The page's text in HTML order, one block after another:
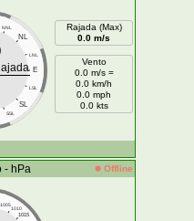
NNL
NL
LNL
E
LSL
SL
SSL
Rajada (Max)
0.0 m/s
Vento
0.0 m/s =
0.0 km/h
0.0 mph
0.0 kts
- hPa Offline
1005
1010
1015